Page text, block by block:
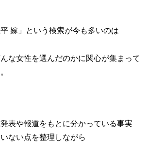
嫁」という検索が今も多いのは
な女性を選んだのかに関心が集まって
表や報道をもとに分かっている事実
ない点を整理しながら